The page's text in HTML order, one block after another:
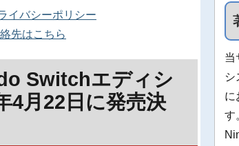
イバシーポリシー
先はこちら
Switchエディシ
4月22日に発売決
当
シ
に
す